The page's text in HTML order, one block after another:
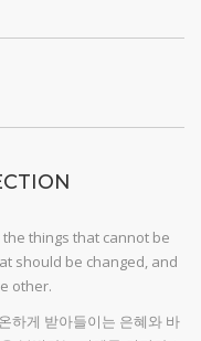
things that cannot be
should be changed, and
other.
하게 받아들이는 은혜와 바